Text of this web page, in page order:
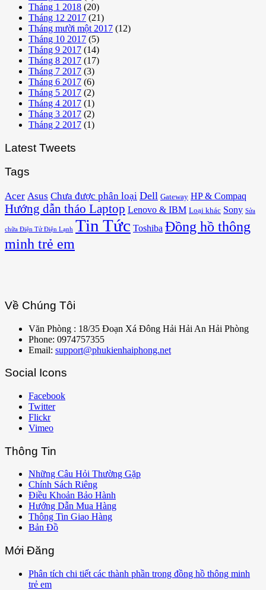
Tháng 1 2018 (20)
Tháng 12 2017 (21)
Tháng mười một 2017 (12)
Tháng 10 2017 (5)
Tháng 9 2017 (14)
Tháng 8 2017 (17)
Tháng 7 2017 (3)
Tháng 6 2017 (6)
Tháng 5 2017 (2)
Tháng 4 2017 (1)
Tháng 3 2017 (2)
Tháng 2 2017 (1)
Latest Tweets
Tags
Acer Asus Chưa được phân loại Dell Gateway HP & Compaq
Hướng dẫn tháo Laptop Lenovo & IBM Loại khác Sony Sửa
chữa Điện Tử Điện Lạnh Tin Tức Toshiba Đồng hồ thông
minh trẻ em
Về Chúng Tôi
Văn Phòng : 18/35 Đoạn Xá Đông Hải Hải An Hải Phòng
Phone: 0974757355
Email: support@phukienhaiphong.net
Social Icons
Facebook
Twitter
Flickr
Vimeo
Thông Tin
Những Câu Hỏi Thường Gặp
Chính Sách Riêng
Điều Khoản Bảo Hành
Hướng Dẫn Mua Hàng
Thông Tin Giao Hàng
Bản Đồ
Mới Đăng
Phân tích chi tiết các thành phần trong đồng hồ thông minh
trẻ em